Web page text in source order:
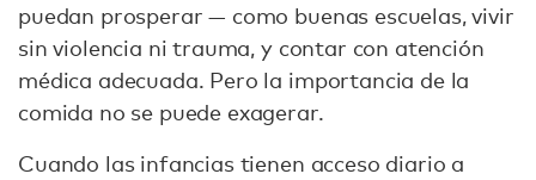
puedan prosperar — como buenas escuelas, vivir
sin violencia ni trauma, y contar con atención
médica adecuada. Pero la importancia de la
comida no se puede exagerar.
Cuando las infancias tienen acceso diario a